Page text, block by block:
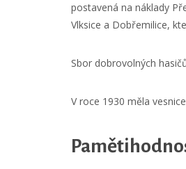
postavená na náklady
Vlksice a Dobřemilice,
Sbor dobrovolných
V roce 1930 měla